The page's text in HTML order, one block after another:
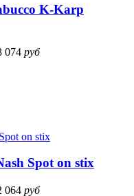
K-Karp
074 руб
Spot on stix
064 руб